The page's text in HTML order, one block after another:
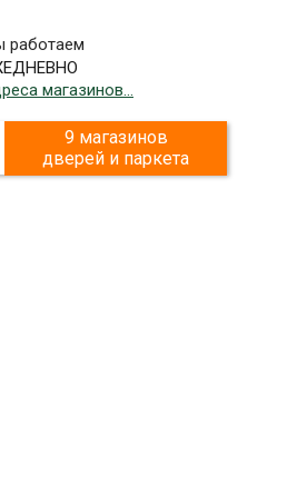
работаем
магазинов...
9 магазинов
дверей и паркета